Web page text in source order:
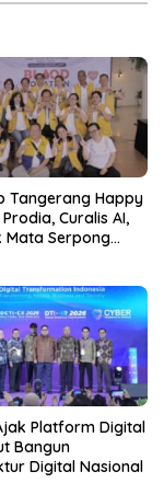
Tangerang Happy
Curalis AI,
Mata Serpong
Kesehatan
Platform Digital
Bangun
Digital Nasional